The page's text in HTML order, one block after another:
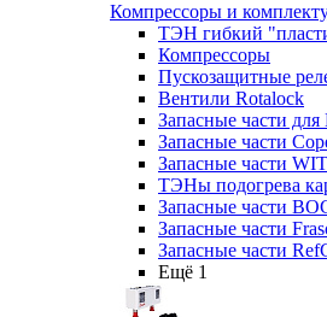
Компрессоры и
ТЭН гибкий
Компрессоры
Пускозащитные
Вентили Rotalock
Запасные части для
Запасные части
Запасные части
ТЭНы подогрева
Запасные части
Запасные части
Запасные части
Ещё 1